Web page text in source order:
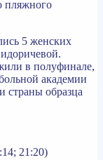
пляжного
5 женских
в полуфинале,
академии
страны образца
21:20)